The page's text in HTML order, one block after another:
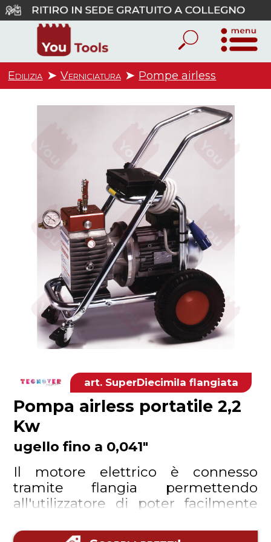
1
Edilizia ➤ Verniciatura ➤ Pompe airless
SuperDiecimila flangiata
Pompa airless portatile 2,2
Kw
ugello fino a 0,041"
Il motore elettrico è connesso
tramite flangia permettendo
all'utilizzatore di poter facilmente
trifase dal monofase, per esempio)